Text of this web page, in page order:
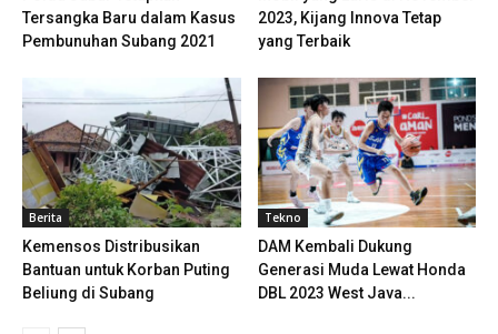
Tersangka Baru dalam Kasus
Pembunuhan Subang 2021
2023, Kijang Innova Tetap
yang Terbaik
Berita
Kemensos Distribusikan
Bantuan untuk Korban Puting
Beliung di Subang
Tekno
DAM Kembali Dukung
Generasi Muda Lewat Honda
DBL 2023 West Java...